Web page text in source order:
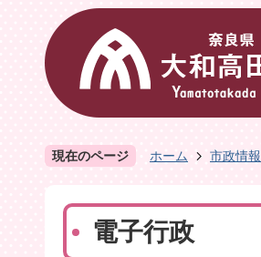
現在のページ ホーム 市政情報
電子行政